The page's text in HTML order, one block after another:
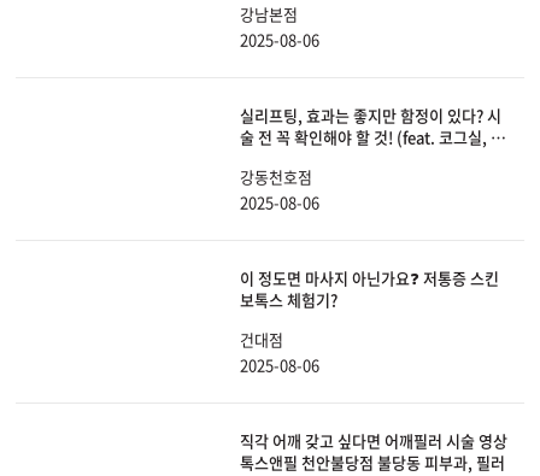
강남본점
2025-08-06
실리프팅, 효과는 좋지만 함정이 있다? 시
술 전 꼭 확인해야 할 것! (feat. 코그실, 모
강동천호점
2025-08-06
이 정도면 마사지 아닌가요❓ 저통증 스킨
보톡스 체험기?
건대점
2025-08-06
직각 어깨 갖고 싶다면 어깨필러 시술 영상
톡스앤필 천안불당점 불당동 피부과, 필러